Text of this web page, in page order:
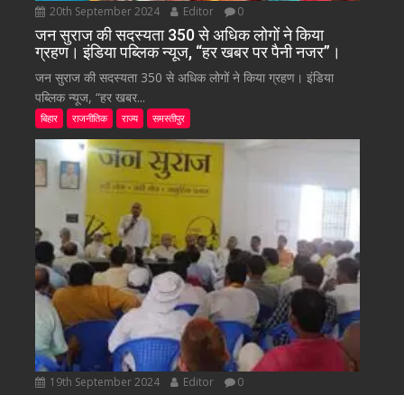
20th September 2024 Editor 0
जन सुराज की सदस्यता 350 से अधिक लोगों ने किया
ग्रहण। इंडिया पब्लिक न्यूज, “हर खबर पर पैनी नजर”।
जन सुराज की सदस्यता 350 से अधिक लोगों ने किया ग्रहण। इंडिया
पब्लिक न्यूज, “हर खबर...
बिहार राजनीतिक राज्य समस्तीपुर
19th September 2024 Editor 0